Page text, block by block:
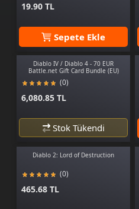
19.90 TL
Sepete Ekle
Diablo IV / Diablo 4 - 70 EUR
Battle.net Gift Card Bundle (EU)
(0)
6,080.85 TL
Stok Tükendi
Diablo 2: Lord of Destruction
(0)
465.68 TL